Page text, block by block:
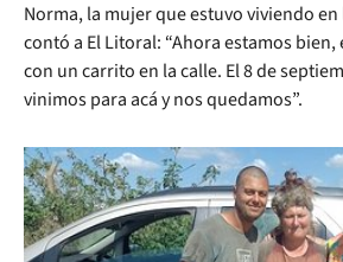
Norma, la mujer que estuvo viviendo
contó a El Litoral: “Ahora estamos
con un carrito en la calle. El 8 de
vinimos para acá y nos quedamos”.